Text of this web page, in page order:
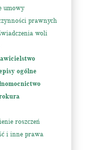
umowy
prawnych
woli
ogólne
roszczeń
i inne prawa